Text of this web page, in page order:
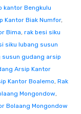
kantor Bengkulu
Kantor Biak Numfor,
Bima, rak besi siku
siku lubang susun
susun gudang arsip
Arsip Kantor
Kantor Boalemo, Rak
Mongondow,
Bolaang Mongondow